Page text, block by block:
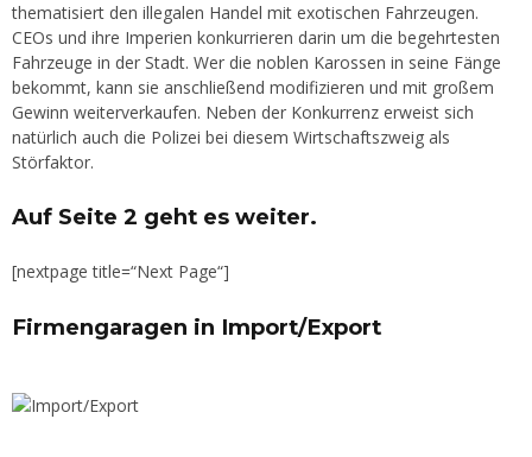
thematisiert den illegalen Handel mit exotischen Fahrzeugen.
CEOs und ihre Imperien konkurrieren darin um die begehrtesten
Fahrzeuge in der Stadt. Wer die noblen Karossen in seine Fänge
bekommt, kann sie anschließend modifizieren und mit großem
Gewinn weiterverkaufen. Neben der Konkurrenz erweist sich
natürlich auch die Polizei bei diesem Wirtschaftszweig als
Störfaktor.
Auf Seite 2 geht es weiter.
[nextpage title=“Next Page“]
Firmengaragen in Import/Export